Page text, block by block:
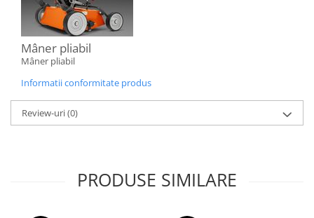
Mâner pliabil
Mâner pliabil
Informatii conformitate produs
Review-uri(0)
PRODUSE SIMILARE